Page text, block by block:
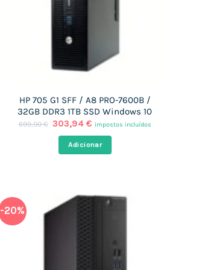
HP 705 G1 SFF / A8 PRO-7600B /
32GB DDR3 1TB SSD Windows 10
699,00€ O
original
era:
303,94€ O
preço
atual
é:
impostos incluídos
Adicionar
-20%